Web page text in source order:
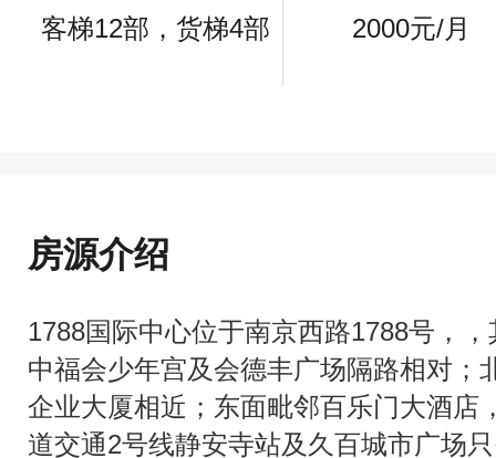
客梯12部，货梯4部
2000元/月
房源介绍
1788国际中心位于南京西路1788号，
中福会少年宫及会德丰广场隔路相对；
企业大厦相近；东面毗邻百乐门大酒店
道交通2号线静安寺站及久百城市广场